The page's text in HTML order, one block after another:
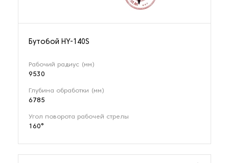
4 наименования
1 наименование
Установки десорбции и электролиза
Бутобой HY-140S
Рабочий радиус (мм)
9530
Глубина обработки (мм)
6785
Угол поворота рабочей стрелы
160°